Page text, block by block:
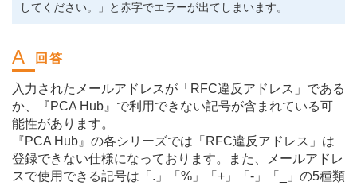
してください。」と赤字でエラーが出てしまいます。
入力されたメールアドレスが「RFC違反アドレス」である
か、『PCA Hub』で利用できない記号が含まれている可
能性があります。
『PCA Hub』の各シリーズでは「RFC違反アドレス」は
登録できない仕様になっております。また、メールアドレ
スで使用できる記号は 「.」「%」「+」「-」「_」の5種類